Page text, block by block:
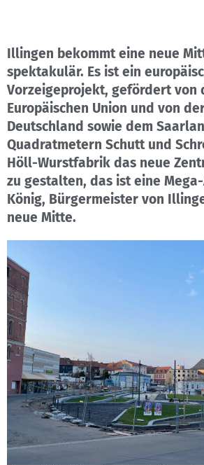
Illingen bekommt eine neue
spektakulär. Es ist ein
Vorzeigeprojekt, gefördert von
Europäischen Union und von
Deutschland sowie dem
Quadratmetern Schutt und
Höll-Wurstfabrik das neue
zu gestalten, das ist eine
König, Bürgermeister von
neue Mitte.